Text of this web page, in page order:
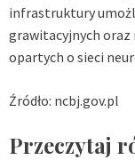
infrastruktury
grawitacyjnych oraz
opartych o sieci
Źródło: ncbj.gov.pl
Przeczytaj